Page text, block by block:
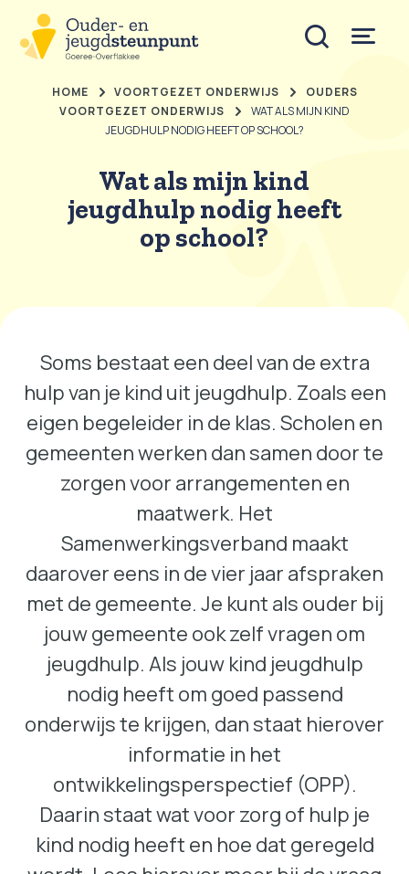
HOME VOORTGEZET ONDERWIJS
OUDERS
VOORTGEZET ONDERWIJS
WAT ALS MIJN KIND
JEUGDHULP NODIG HEEFT OP SCHOOL?
Wat als mijn kind
jeugdhulp nodig heeft
op school?
Soms bestaat een deel van de extra
hulp van je kind uit jeugdhulp. Zoals een
eigen begeleider in de klas. Scholen en
gemeenten werken dan samen door te
zorgen voor arrangementen en
maatwerk. Het
Samenwerkingsverband maakt
daarover eens in de vier jaar afspraken
met de gemeente. Je kunt als ouder bij
jouw gemeente ook zelf vragen om
jeugdhulp. Als jouw kind jeugdhulp
nodig heeft om goed passend
onderwijs te krijgen, dan staat hierover
informatie in het
ontwikkelingsperspectief (OPP).
Daarin staat wat voor zorg of hulp je
kind nodig heeft en hoe dat geregeld